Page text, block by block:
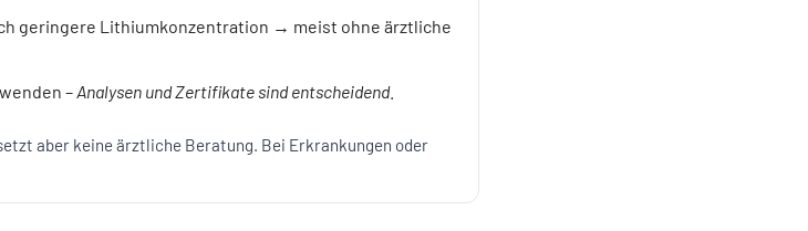
geringere Lithiumkonzentration → meist ohne ärztliche
–Analysen und Zertifikate sind entscheidend.
aber keine ärztliche Beratung. Bei Erkrankungen oder